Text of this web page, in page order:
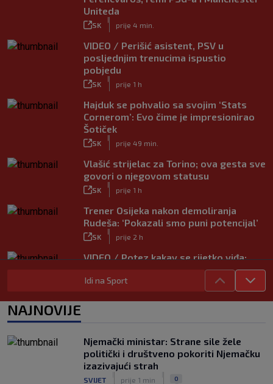
Uniteda
SK prije 4 min.
VIDEO / Perišić asistent, PSV u
posljednjim trenucima ispustio
pobjedu
SK prije 1 h
Hajduk se pohvalio sa svojim ‘Stats
Cornerom’: Evo čime je impresionirao
Šotiček
SK prije 49 min.
Vlašić strijelac za Torino; ova gesta sve
govori o njegovom statusu
SK prije 1 h
Trener Osijeka nakon demoliranja
Rudeša: ‘Pokazali smo puni potencijal’
SK prije 2 h
VIDEO / Potez kakav se rijetko viđa:
Kada pomoć nije stigla, na rukama je
iznio suigrača u bolovima
SK prije 3 h
Dinamo u finalu Ramljaka! Sutra protiv
Ajaxa na glavnom terenu Maksimira
Idi na Sport
NAJNOVIJE
Njemački ministar: Strane sile žele
politički i društveno pokoriti Njemačku
izazivajući strah
SVIJET prije 1 min 0